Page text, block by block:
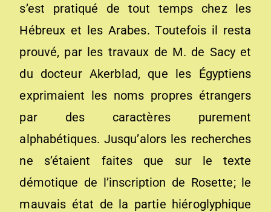
s’est pratiqué de tout temps chez les
Hébreux et les Arabes. Toutefois il resta
prouvé, par les travaux de M. de Sacy et
du docteur Akerblad, que les Égyptiens
exprimaient les noms propres étrangers
par des caractères purement
alphabétiques. Jusqu’alors les recherches
ne s’étaient faites que sur le texte
démotique de l’inscription de Rosette; le
mauvais état de la partie hiéroglyphique